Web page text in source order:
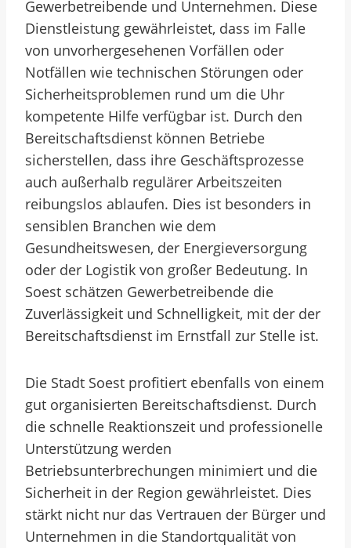
Gewerbetreibende und Unternehmen. Diese
Dienstleistung gewährleistet, dass im Falle
von unvorhergesehenen Vorfällen oder
Notfällen wie technischen Störungen oder
Sicherheitsproblemen rund um die Uhr
kompetente Hilfe verfügbar ist. Durch den
Bereitschaftsdienst können Betriebe
sicherstellen, dass ihre Geschäftsprozesse
auch außerhalb regulärer Arbeitszeiten
reibungslos ablaufen. Dies ist besonders in
sensiblen Branchen wie dem
Gesundheitswesen, der Energieversorgung
oder der Logistik von großer Bedeutung. In
Soest schätzen Gewerbetreibende die
Zuverlässigkeit und Schnelligkeit, mit der der
Bereitschaftsdienst im Ernstfall zur Stelle ist.
Die Stadt Soest profitiert ebenfalls von einem
gut organisierten Bereitschaftsdienst. Durch
die schnelle Reaktionszeit und professionelle
Unterstützung werden
Betriebsunterbrechungen minimiert und die
Sicherheit in der Region gewährleistet. Dies
stärkt nicht nur das Vertrauen der Bürger und
Unternehmen in die Standortqualität von